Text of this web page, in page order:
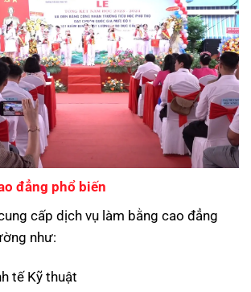
đẳng phổ biến
cấp dịch vụ làm bằng cao đẳng
như:
tế Kỹ thuật